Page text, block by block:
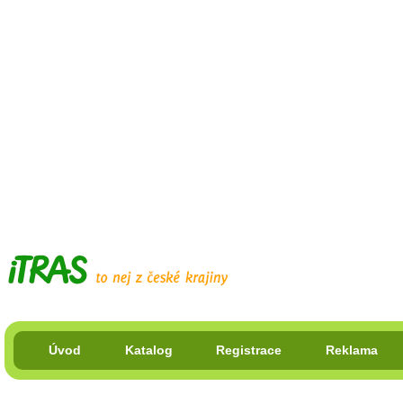
Úvod Katalog Registrace Reklama